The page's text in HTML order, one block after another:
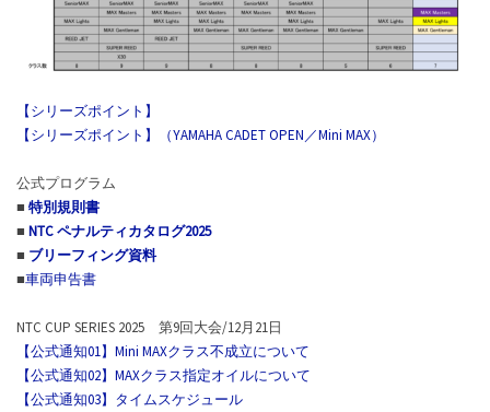
【シリーズポイント】
【シリーズポイント】（YAMAHA CADET OPEN／Mini MAX）
公式プログラム
■ 特別規則書
■ NTC ペナルティカタログ2025
■ ブリーフィング資料
■車両申告書
NTC CUP SERIES 2025 第9回大会/12月21日
【公式通知01】Mini MAXクラス不成立について
【公式通知02】MAXクラス指定オイルについて
【公式通知03】タイムスケジュール